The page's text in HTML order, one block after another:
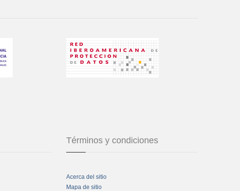
Términos y condiciones
Acerca del sitio
Mapa de sitio